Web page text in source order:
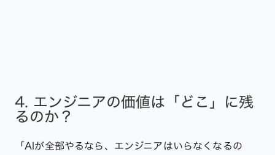
4. エンジニアの価値は「どこ」に残
るのか？
「AIが全部やるなら、エンジニアはいらなくなるの